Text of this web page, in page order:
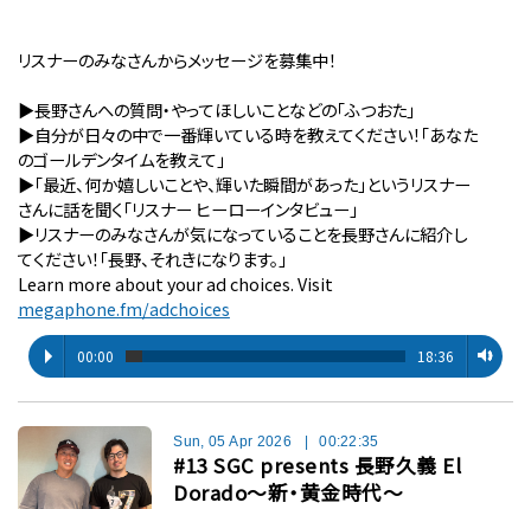
リスナーのみなさんからメッセージを募集中！
▶︎長野さんへの質問・やってほしいことなどの「ふつおた」
▶︎自分が⽇々の中で⼀番輝いている時を教えてください！「あなた
のゴールデンタイムを教えて」
▶︎「最近、何か嬉しいことや、輝いた瞬間があった」というリスナー
さんに話を聞く「リスナー ヒーローインタビュー」
▶︎リスナーのみなさんが気になっていることを長野さんに紹介し
てください！「長野、それきになります。」
Learn more about your ad choices. Visit
megaphone.fm/adchoices
00:00 18:36
Sun, 05 Apr 2026 00:22:35
#13 SGC presents 長野久義 El
Dorado〜新・黄金時代〜